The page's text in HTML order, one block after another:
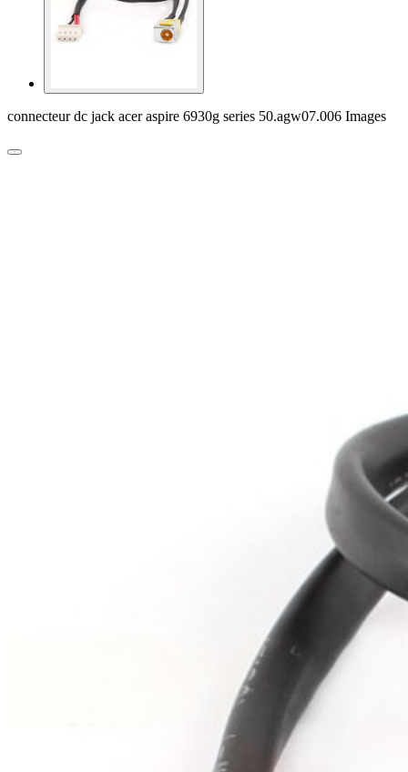
connecteur dc jack acer aspire 6930g series 50.agw07.006 Images